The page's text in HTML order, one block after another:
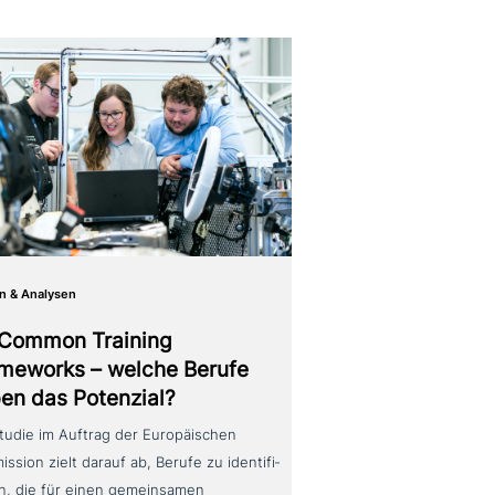
& Analysen
Training
– welche Berufe
das Potenzial?
im Auftrag der Europäischen
zielt darauf ab, Berufe zu iden­ti­fi­
die für einen gemein­sa­men